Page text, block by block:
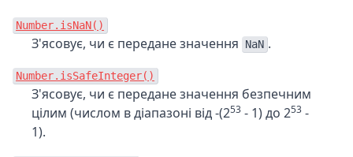
Number.isNaN()
З'ясовує, чи є передане значення NaN .
Number.isSafeInteger()
З'ясовує, чи є передане значення безпечним
цілим (числом в діапазоні від -(253 - 1) до 253 -
1).